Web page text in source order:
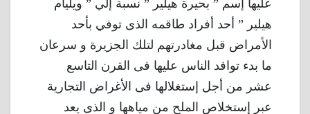
عليها إسم ” بحيرة هيلير ” نسبة إلي ” ويليام
هيلير ” أحد أفراد طاقمه الذى توفي بأحد
الأمراض قبل مغادرتهم لتلك الجزيرة و سرعان
ما بدء توافد الناس عليها فى القرن التاسع
عشر من أجل إستغلالها فى الأغراض التجارية
عبر إستخلاص الملح من مياهها و الذى يعد